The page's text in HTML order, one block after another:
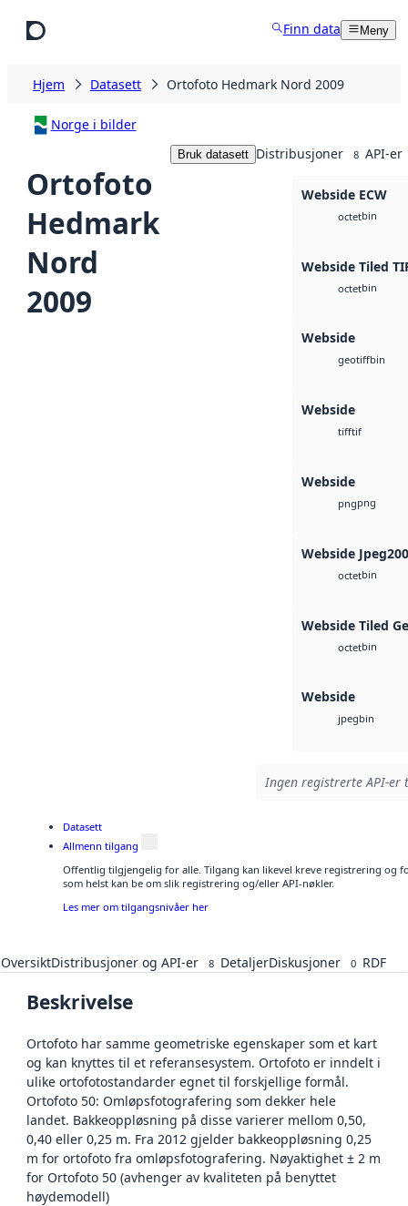
Finn data Meny
Hjem Datasett Ortofoto Hedmark Nord 2009
Norge i bilder
Ortofoto
Hedmark
Nord
2009
Bruk datasett Distribusjoner 8 API-er
Webside ECW
octetbin
Webside Tiled
octetbin
Webside
geotiffbin
Webside
tifftif
Webside
pngpng
Webside
octetbin
Webside Tiled
octetbin
Webside
jpegbin
Ingen registrerte API-
Datasett
Allmenn tilgang
Offentlig tilgjengelig for alle. Tilgang kan likevel kreve registrering og
som helst kan be om slik registrering og/eller API-nøkler.
Les mer om tilgangsnivåer her
OversiktDistribusjoner og API-er 8 DetaljerDiskusjoner 0 RDF
Beskrivelse
Ortofoto har samme geometriske egenskaper som et kart
og kan knyttes til et referansesystem. Ortofoto er inndelt i
ulike ortofotostandarder egnet til forskjellige formål.
Ortofoto 50: Omløpsfotografering som dekker hele
landet. Bakkeoppløsning på disse varierer mellom 0,50,
0,40 eller 0,25 m. Fra 2012 gjelder bakkeoppløsning 0,25
m for ortofoto fra omløpsfotografering. Nøyaktighet ± 2 m
for Ortofoto 50 (avhenger av kvaliteten på benyttet
høydemodell)